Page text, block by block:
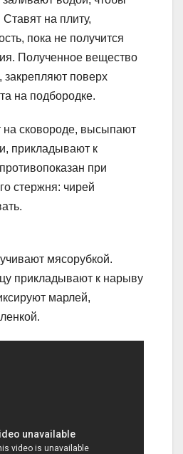
на плиту,
пока не получится
Полученное вещество
поверх
на подбородке.
на сковороде, высыпают
прикладывают к
при
стержня: чирей
мясорубкой.
прикладывают к нарыву
марлей,